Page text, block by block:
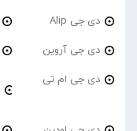
دی جی Alip
دی جی آروین
دی جی ام تی